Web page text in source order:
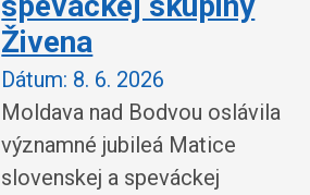
Živena
Dátum: 8. 6. 2026
Moldava nad Bodvou oslávila
významné jubileá Matice
slovenskej a speváckej